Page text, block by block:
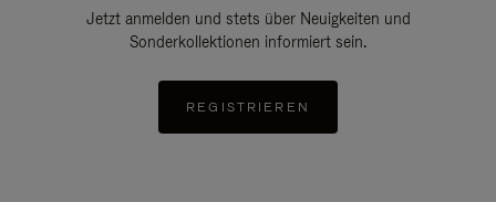
Jetzt anmelden und stets über Neuigkeiten und
Sonderkollektionen informiert sein.
REGISTRIEREN